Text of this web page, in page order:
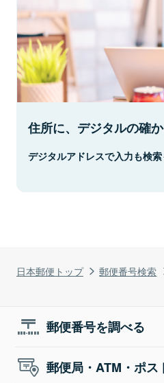
日本郵便トップ 郵便番号検索
住所に、デジタルの確か
デジタルアドレスで入力も検索
郵便番号を調べる
郵便局・ATM・ポス